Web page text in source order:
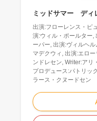
ミッドサマー ディ
出演:フローレンス・ピ
演:ウィル・ポールター,
ーパー, 出演:ヴィルヘ
マデクウィ, 出演:エロ
ンドレセン, Writer:アリ
プロデュース:パトリッ
ラース・クヌードセン